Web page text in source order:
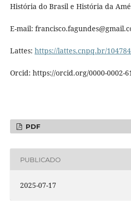
História do Brasil e História da
E-mail:
Lattes: https://lattes.cnpq.br/
Orcid: https://orcid.org/0000-0002-
PDF
PUBLICADO
2025-07-17